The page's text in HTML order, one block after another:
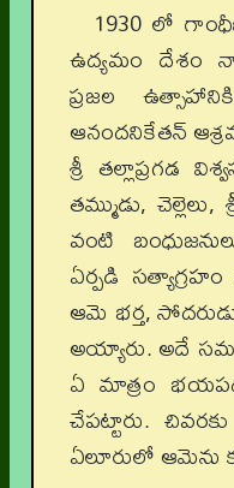
1930 లో
ఉద్యమం దేశం
ప్రజల
ఆనందనికేతన్
శ్రీ తల్లాప్రగడ
తమ్ముడు,
వంటి
ఏర్పడి
ఆమె భర్త,
అయ్యారు. అదే
ఏ మాత్రం
చేపట్టారు.
ఏలూరులో ఆమెను